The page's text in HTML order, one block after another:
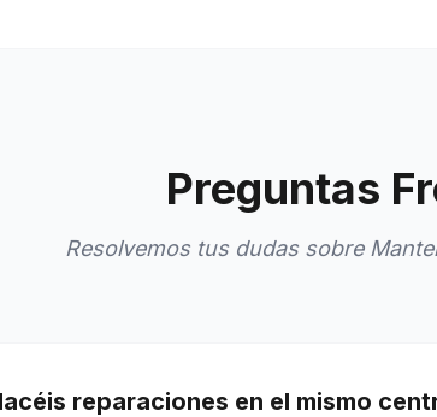
Preguntas
Resolvemos tus dudas sobre
reparaciones en el mismo